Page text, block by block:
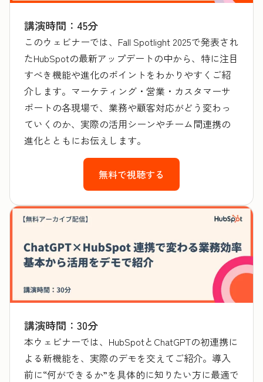
講演時間：45分
このウェビナーでは、Fall Spotlight 2025で発表され
たHubSpotの最新アップデートの中から、特に注目
すべき機能や進化のポイントをわかりやすくご紹
介します。マーケティング・営業・カスタマーサ
ポートの各現場で、業務や顧客対応がどう変わっ
ていくのか、実際の活用シーンやチーム間連携の
進化とともにお伝えします。
無料で視聴する
講演時間：30分
本ウェビナーでは、HubSpotとChatGPTの初連携に
よる新機能を、実際のデモを交えてご紹介。導入
前に“何ができるか”を具体的に知りたい方に最適で